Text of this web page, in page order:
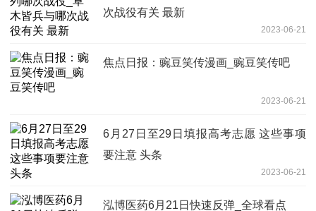
次战役有关 最新
2023-06-21
焦点日报：豌豆笑传漫画_豌豆笑传吧
2023-06-21
6月27日至29日填报高考志愿 这些事项
要注意 头条
2023-06-21
泓博医药6月21日快速反弹_全球看点